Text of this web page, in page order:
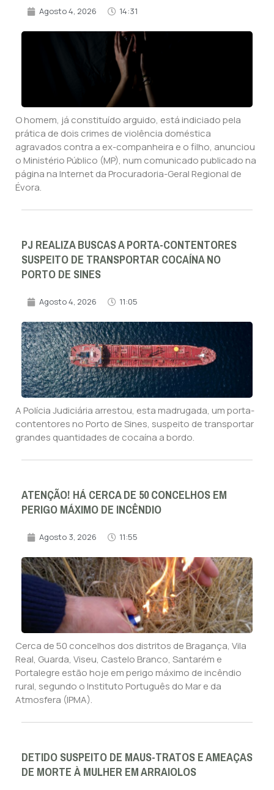
Agosto 4, 2026 14:31
O homem, já constituído arguido, está indiciado pela
prática de dois crimes de violência doméstica
agravados contra a ex-companheira e o filho, anunciou
o Ministério Público (MP), num comunicado publicado na
página na Internet da Procuradoria-Geral Regional de
Évora.
PJ REALIZA BUSCAS A PORTA-CONTENTORES
SUSPEITO DE TRANSPORTAR COCAÍNA NO
PORTO DE SINES
Agosto 4, 2026 11:05
A Polícia Judiciária arrestou, esta madrugada, um porta-
contentores no Porto de Sines, suspeito de transportar
grandes quantidades de cocaína a bordo.
ATENÇÃO! HÁ CERCA DE 50 CONCELHOS EM
PERIGO MÁXIMO DE INCÊNDIO
Agosto 3, 2026 11:55
Cerca de 50 concelhos dos distritos de Bragança, Vila
Real, Guarda, Viseu, Castelo Branco, Santarém e
Portalegre estão hoje em perigo máximo de incêndio
rural, segundo o Instituto Português do Mar e da
Atmosfera (IPMA).
DETIDO SUSPEITO DE MAUS-TRATOS E AMEAÇAS
DE MORTE À MULHER EM ARRAIOLOS